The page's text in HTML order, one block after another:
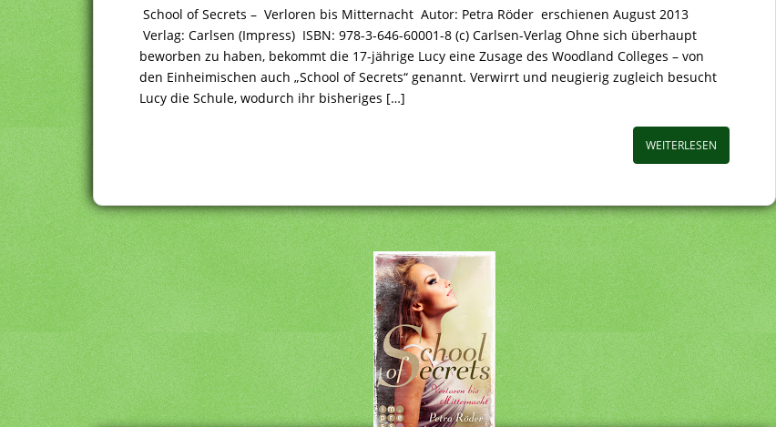
School of Secrets – Verloren bis Mitternacht Autor: Petra Röder erschienen August 2013
Verlag: Carlsen (Impress) ISBN: 978-3-646-60001-8 (c) Carlsen-Verlag Ohne sich überhaupt
beworben zu haben, bekommt die 17-jährige Lucy eine Zusage des Woodland Colleges – von
den Einheimischen auch „School of Secrets“ genannt. Verwirrt und neugierig zugleich besucht
Lucy die Schule, wodurch ihr bisheriges […]
WEITERLESEN